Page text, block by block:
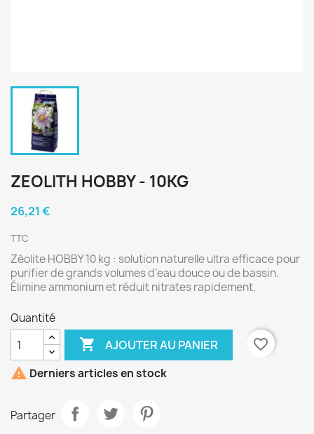
ZEOLITH HOBBY - 10KG
26,21 €
TTC
Zéolite HOBBY 10 kg : solution naturelle ultra efficace pour
purifier de grands volumes d’eau douce ou de bassin.
Élimine ammonium et réduit nitrates rapidement.
Quantité
 AJOUTER AU PANIER
favorite_border
 Derniers articles en stock
Partager